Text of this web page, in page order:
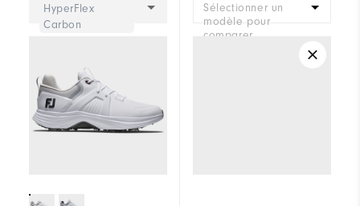
HyperFlex
Carbon
Sélectionner un
modèle pour
comparer.